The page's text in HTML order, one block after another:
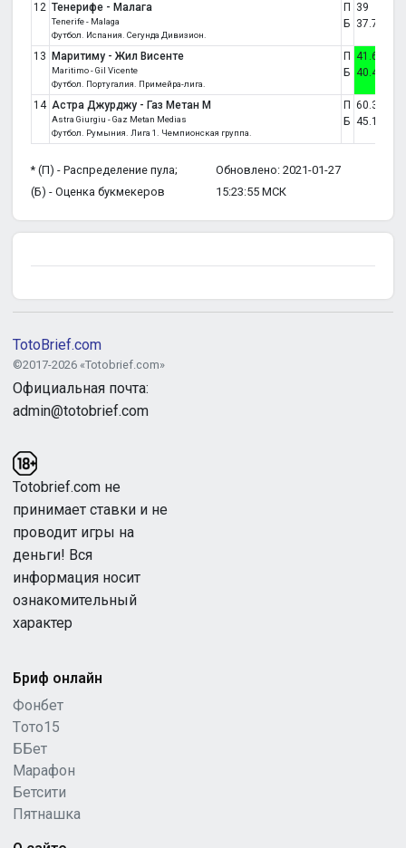
12 Тенерифе - Малага
Tenerife - Malaga
Футбол. Испания. Сегунда Дивизион.
П
Б
39
37.7
13 Маритиму - Жил Висенте
Maritimo - Gil Vicente
Футбол. Португалия. Примейра-лига.
П
Б
41.6
40.4
14 Астра Джурджу - Газ Метан М
Astra Giurgiu - Gaz Metan Medias
Футбол. Румыния. Лига 1. Чемпионская группа.
П
Б
60.3
45.1
* (П) - Распределение пула;
(Б) - Оценка букмекеров
Обновлено: 2021-01-27
15:23:55 МСК
TotoBrief.com
©2017-2026 «Totobrief.com»
Официальная почта:
admin@totobrief.com
Totobrief.com не
принимает ставки и не
проводит игры на
деньги! Вся
информация носит
ознакомительный
характер
Бриф онлайн
Фонбет
Tото15
ББет
Марафон
Бетсити
Пятнашка